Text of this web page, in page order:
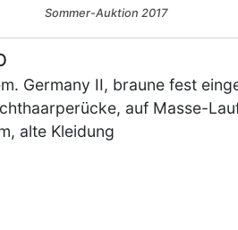
Sommer-Auktion 2017
Germany II, braune fest
auf Masse-
alte Kleidung